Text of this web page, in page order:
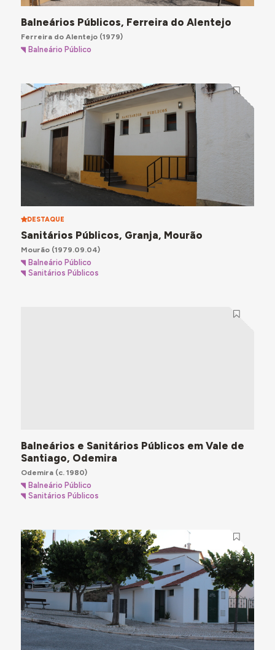
Balneários Públicos, Ferreira do Alentejo
Ferreira do Alentejo(1979)
Balneário Público
DESTAQUE
Sanitários Públicos, Granja, Mourão
Mourão(1979.09.04)
Balneário Público
Sanitários Públicos
Balneários e Sanitários Públicos em Vale de
Santiago, Odemira
Odemira(c. 1980)
Balneário Público
Sanitários Públicos